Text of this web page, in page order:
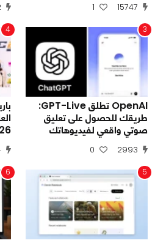
15747
1
3
OpenAI تطلق GPT-Live:
طريقك للحصول على تعليق
صوتي واقعي لفيديوهاتك
2993
0
4
5
6